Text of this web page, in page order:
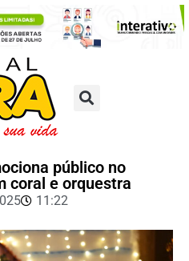
público no
coral e orquestra
11:22